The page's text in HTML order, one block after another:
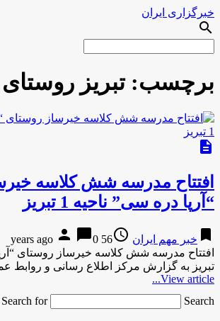
خبرگزاری ایران
search
برچسب:تبریز روستای
description
افتتاح مدرسه شش کلاسه
“آرپا دره سی” ناحیه 1 تبریز
bookmark خبر مهم ایران access_time
56 years ago
person chat_bubble0
تبریز به گزارش مرکز اطلاع رسانی و روابط
View article...
Search for
Search …